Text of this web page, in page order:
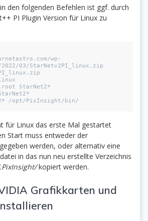
den folgenden Befehlen ist ggf. durch
PI Plugin Version für Linux zu
wp-
03/StarNetv2PI_linux.zip
StarNet2*
/opt/PixInsight/bin/
für Linux das erste Mal gestartet
Start muss entweder der
werden, oder alternativ eine
in das nun neu erstellte Verzeichnis
kopiert werden.
Grafikkarten und